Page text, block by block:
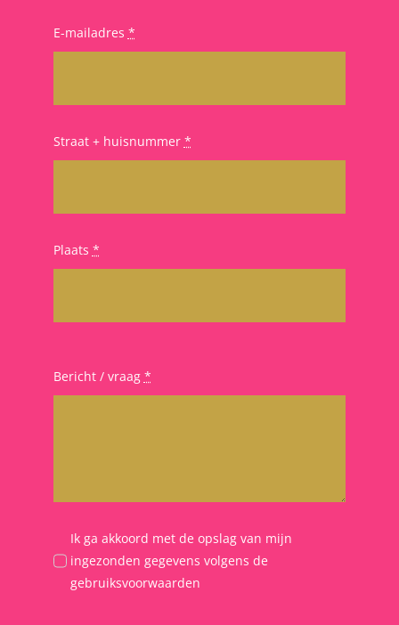
E-mailadres *
Straat + huisnummer *
Plaats *
Bericht / vraag *
Ik ga akkoord met de opslag van mijn
ingezonden gegevens volgens de
gebruiksvoorwaarden